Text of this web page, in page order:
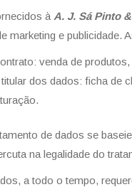
à A. J. Sá Pinto
marketing e publicidade.
venda de
dos dados: ficha de
de dados se
na legalidade do
a todo o tempo,